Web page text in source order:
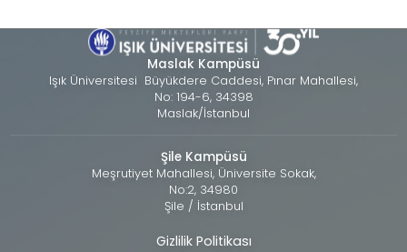
Maslak Kampüsü
Işık Üniversitesi Büyükdere Caddesi, Pınar Mahallesi,
No: 194-6, 34398
Maslak/İstanbul
Şile Kampüsü
Meşrutiyet Mahallesi, Üniversite Sokak,
No:2, 34980
Şile / İstanbul
Alt
Gizlilik Politikası